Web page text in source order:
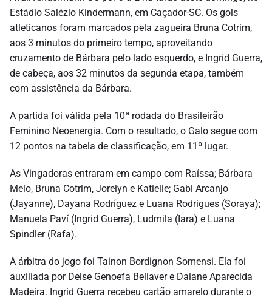
Estádio Salézio Kindermann, em Caçador-SC. Os gols
atleticanos foram marcados pela zagueira Bruna Cotrim,
aos 3 minutos do primeiro tempo, aproveitando
cruzamento de Bárbara pelo lado esquerdo, e Ingrid Guerra,
de cabeça, aos 32 minutos da segunda etapa, também
com assistência da Bárbara.
A partida foi válida pela 10ª rodada do Brasileirão
Feminino Neoenergia. Com o resultado, o Galo segue com
12 pontos na tabela de classificação, em 11º lugar.
As Vingadoras entraram em campo com Raíssa; Bárbara
Melo, Bruna Cotrim, Jorelyn e Katielle; Gabi Arcanjo
(Jayanne), Dayana Rodríguez e Luana Rodrigues (Soraya);
Manuela Paví (Ingrid Guerra), Ludmila (Iara) e Luana
Spindler (Rafa).
A árbitra do jogo foi Tainon Bordignon Somensi. Ela foi
auxiliada por Deise Genoefa Bellaver e Daiane Aparecida
Madeira. Ingrid Guerra recebeu cartão amarelo durante o